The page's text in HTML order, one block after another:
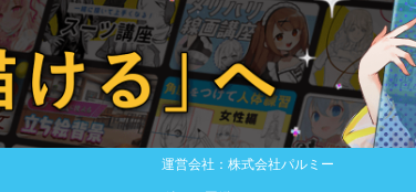
運営会社：株式会社パルミー